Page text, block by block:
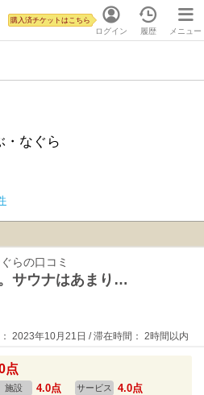
ログイン
購入済チケットはこちら
履歴 メニュー
・なぐら
らの口コミ
サウナはあまり…
2023年10月21日 / 滞在時間： 2時間以内
点
施設 4.0点 サービス 4.0点